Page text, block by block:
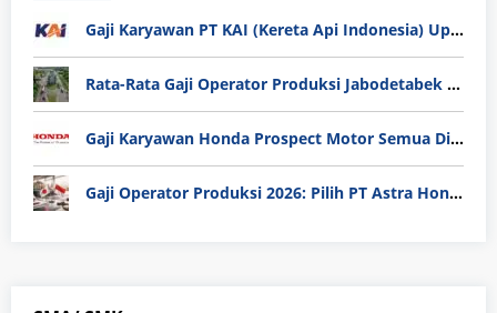
Gaji Karyawan PT KAI (Kereta Api Indonesia) Update 2025
Rata-Rata Gaji Operator Produksi Jabodetabek 2025: Bedah Tuntas UMK, Lemburan, dan Realita Hidup Buruh
Gaji Karyawan Honda Prospect Motor Semua Divisi
Gaji Operator Produksi 2026: Pilih PT Astra Honda Motor (AHM) atau Manufaktur di Jepang?